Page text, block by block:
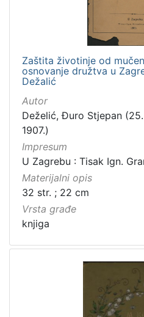
Zaštita životinje od
osnovanje družtva u
Dežalić
Autor
Deželić, Đuro Stjepan
1907.)
Impresum
U Zagrebu : Tisak Ign.
Materijalni opis
32 str. ; 22 cm
Vrsta građe
knjiga